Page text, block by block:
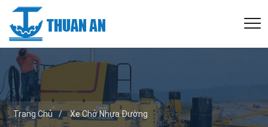
Trang Chủ / Xe Chở Nhựa Đường